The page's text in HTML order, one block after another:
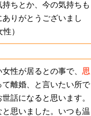
ちとか、今の気持ちも
りがとうございまし
）
性が居るとの事で、 思
て離婚、と言いたい所で
話になると思います。
思いました。いつも温